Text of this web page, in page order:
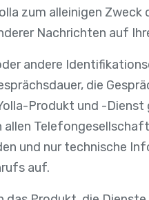
zum alleinigen
Nachrichten auf
andere
die
Produkt und -
und nur technische
auf.